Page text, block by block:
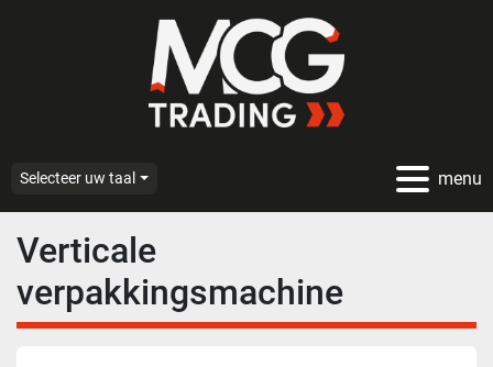
menu
Selecteer uw taal
Verticale
verpakkingsmachine